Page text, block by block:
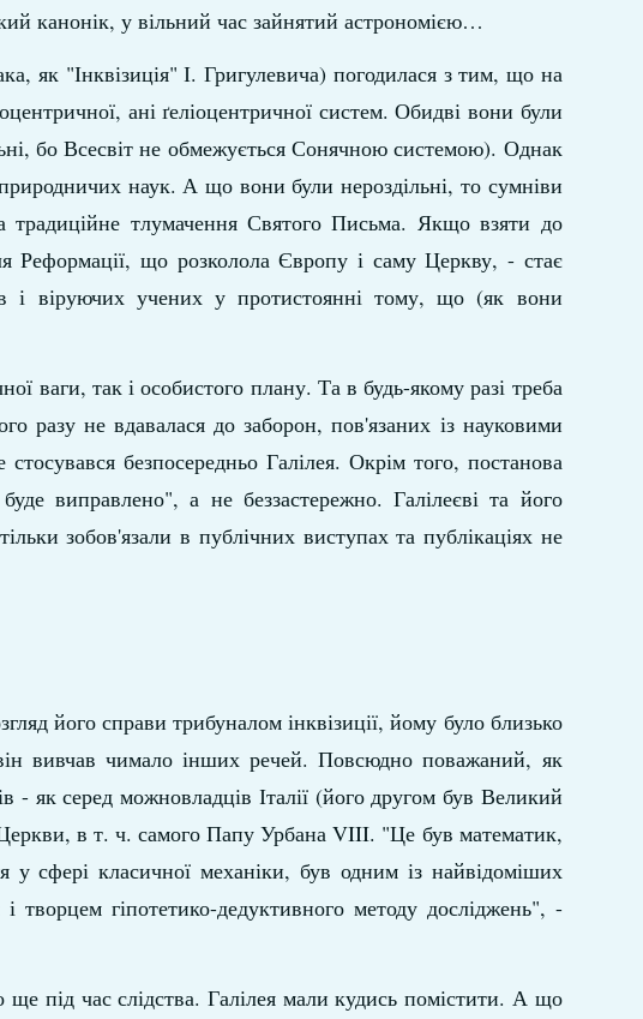
канонік, у вільний час зайнятий астрономією…
як "Інквізиція" І. Григулевича) погодилася з тим, що на
ані ґеліоцентричної систем. Обидві вони були
бо Всесвіт не обмежується Сонячною системою). Однак
природничих наук. А що вони були нероздільні, то сумніви
традиційне тлумачення Святого Письма. Якщо взяти до
Реформації, що розколола Європу і саму Церкву, - стає
і віруючих учених у протистоянні тому, що (як вони
ваги, так і особистого плану. Та в будь-якому разі треба
разу не вдавалася до заборон, пов'язаних із науковими
безпосередньо Галілея. Окрім того, постанова
виправлено", а не беззастережно. Галілеєві та його
зобов'язали в публічних виступах та публікаціях не
його справи трибуналом інквізиції, йому було близько
вивчав чимало інших речей. Повсюдно поважаний, як
- як серед можновладців Італії (його другом був Великий
в т. ч. самого Папу Урбана VIII. "Це був математик,
у сфері класичної механіки, був одним із найвідоміших
і творцем гіпотетико-дедуктивного методу досліджень", -
під час слідства. Галілея мали кудись помістити. А що